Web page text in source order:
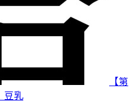
【第
豆乳